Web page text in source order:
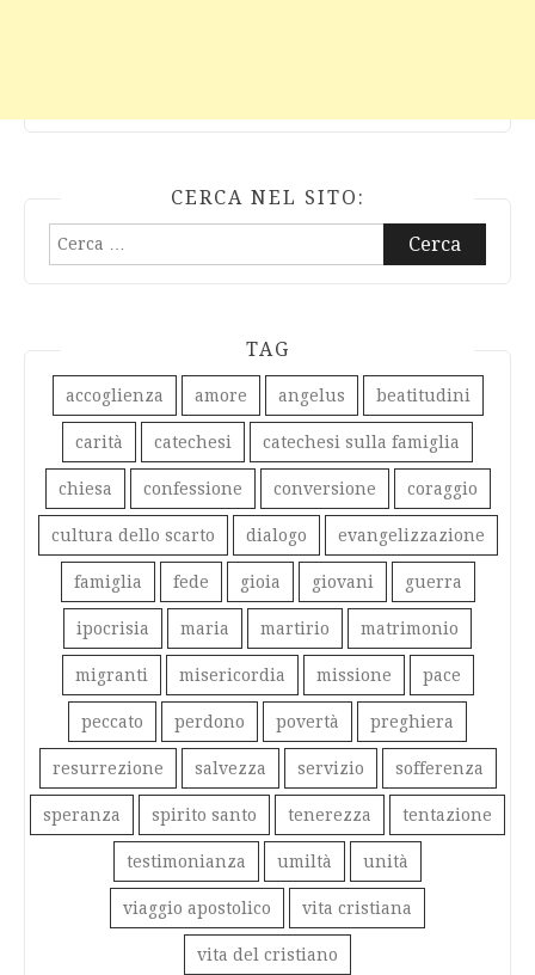
CERCA NEL SITO:
Ricerca
TAG
accoglienza amore angelus beatitudini
carità catechesi catechesi sulla famiglia
chiesa confessione conversione coraggio
cultura dello scarto dialogo evangelizzazione
famiglia fede gioia giovani guerra
ipocrisia maria martirio matrimonio
migranti misericordia missione pace
peccato perdono povertà preghiera
resurrezione salvezza servizio sofferenza
speranza spirito santo tenerezza tentazione
testimonianza umiltà unità
viaggio apostolico vita cristiana
vita del cristiano